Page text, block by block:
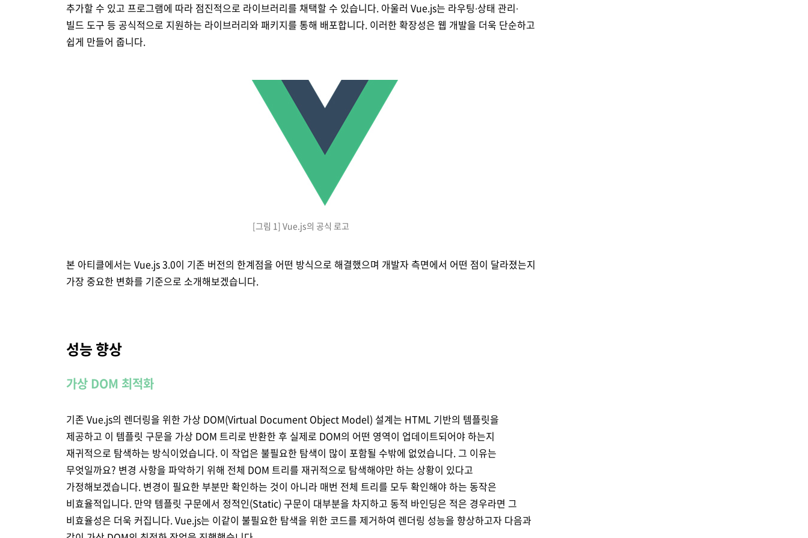
추가할 수 있고 프로그램에 따라 점진적으로 라이브러리를 채택할 수 있습니다. 아울러 Vue.js는 라우팅∙상태 관리∙
빌드 도구 등 공식적으로 지원하는 라이브러리와 패키지를 통해 배포합니다. 이러한 확장성은 웹 개발을 더욱 단순하고
쉽게 만들어 줍니다.
[그림 1] Vue.js의 공식 로고
본 아티클에서는 Vue.js 3.0이 기존 버전의 한계점을 어떤 방식으로 해결했으며 개발자 측면에서 어떤 점이 달라졌는지
가장 중요한 변화를 기준으로 소개해보겠습니다.
성능 향상
가상 DOM 최적화
기존 Vue.js의 렌더링을 위한 가상 DOM(Virtual Document Object Model) 설계는 HTML 기반의 템플릿을
제공하고 이 템플릿 구문을 가상 DOM 트리로 반환한 후 실제로 DOM의 어떤 영역이 업데이트되어야 하는지
재귀적으로 탐색하는 방식이었습니다. 이 작업은 불필요한 탐색이 많이 포함될 수밖에 없었습니다. 그 이유는
무엇일까요? 변경 사항을 파악하기 위해 전체 DOM 트리를 재귀적으로 탐색해야만 하는 상황이 있다고
가정해보겠습니다. 변경이 필요한 부분만 확인하는 것이 아니라 매번 전체 트리를 모두 확인해야 하는 동작은
비효율적입니다. 만약 템플릿 구문에서 정적인(Static) 구문이 대부분을 차지하고 동적 바인딩은 적은 경우라면 그
비효율성은 더욱 커집니다. Vue.js는 이같이 불필요한 탐색을 위한 코드를 제거하여 렌더링 성능을 향상하고자 다음과